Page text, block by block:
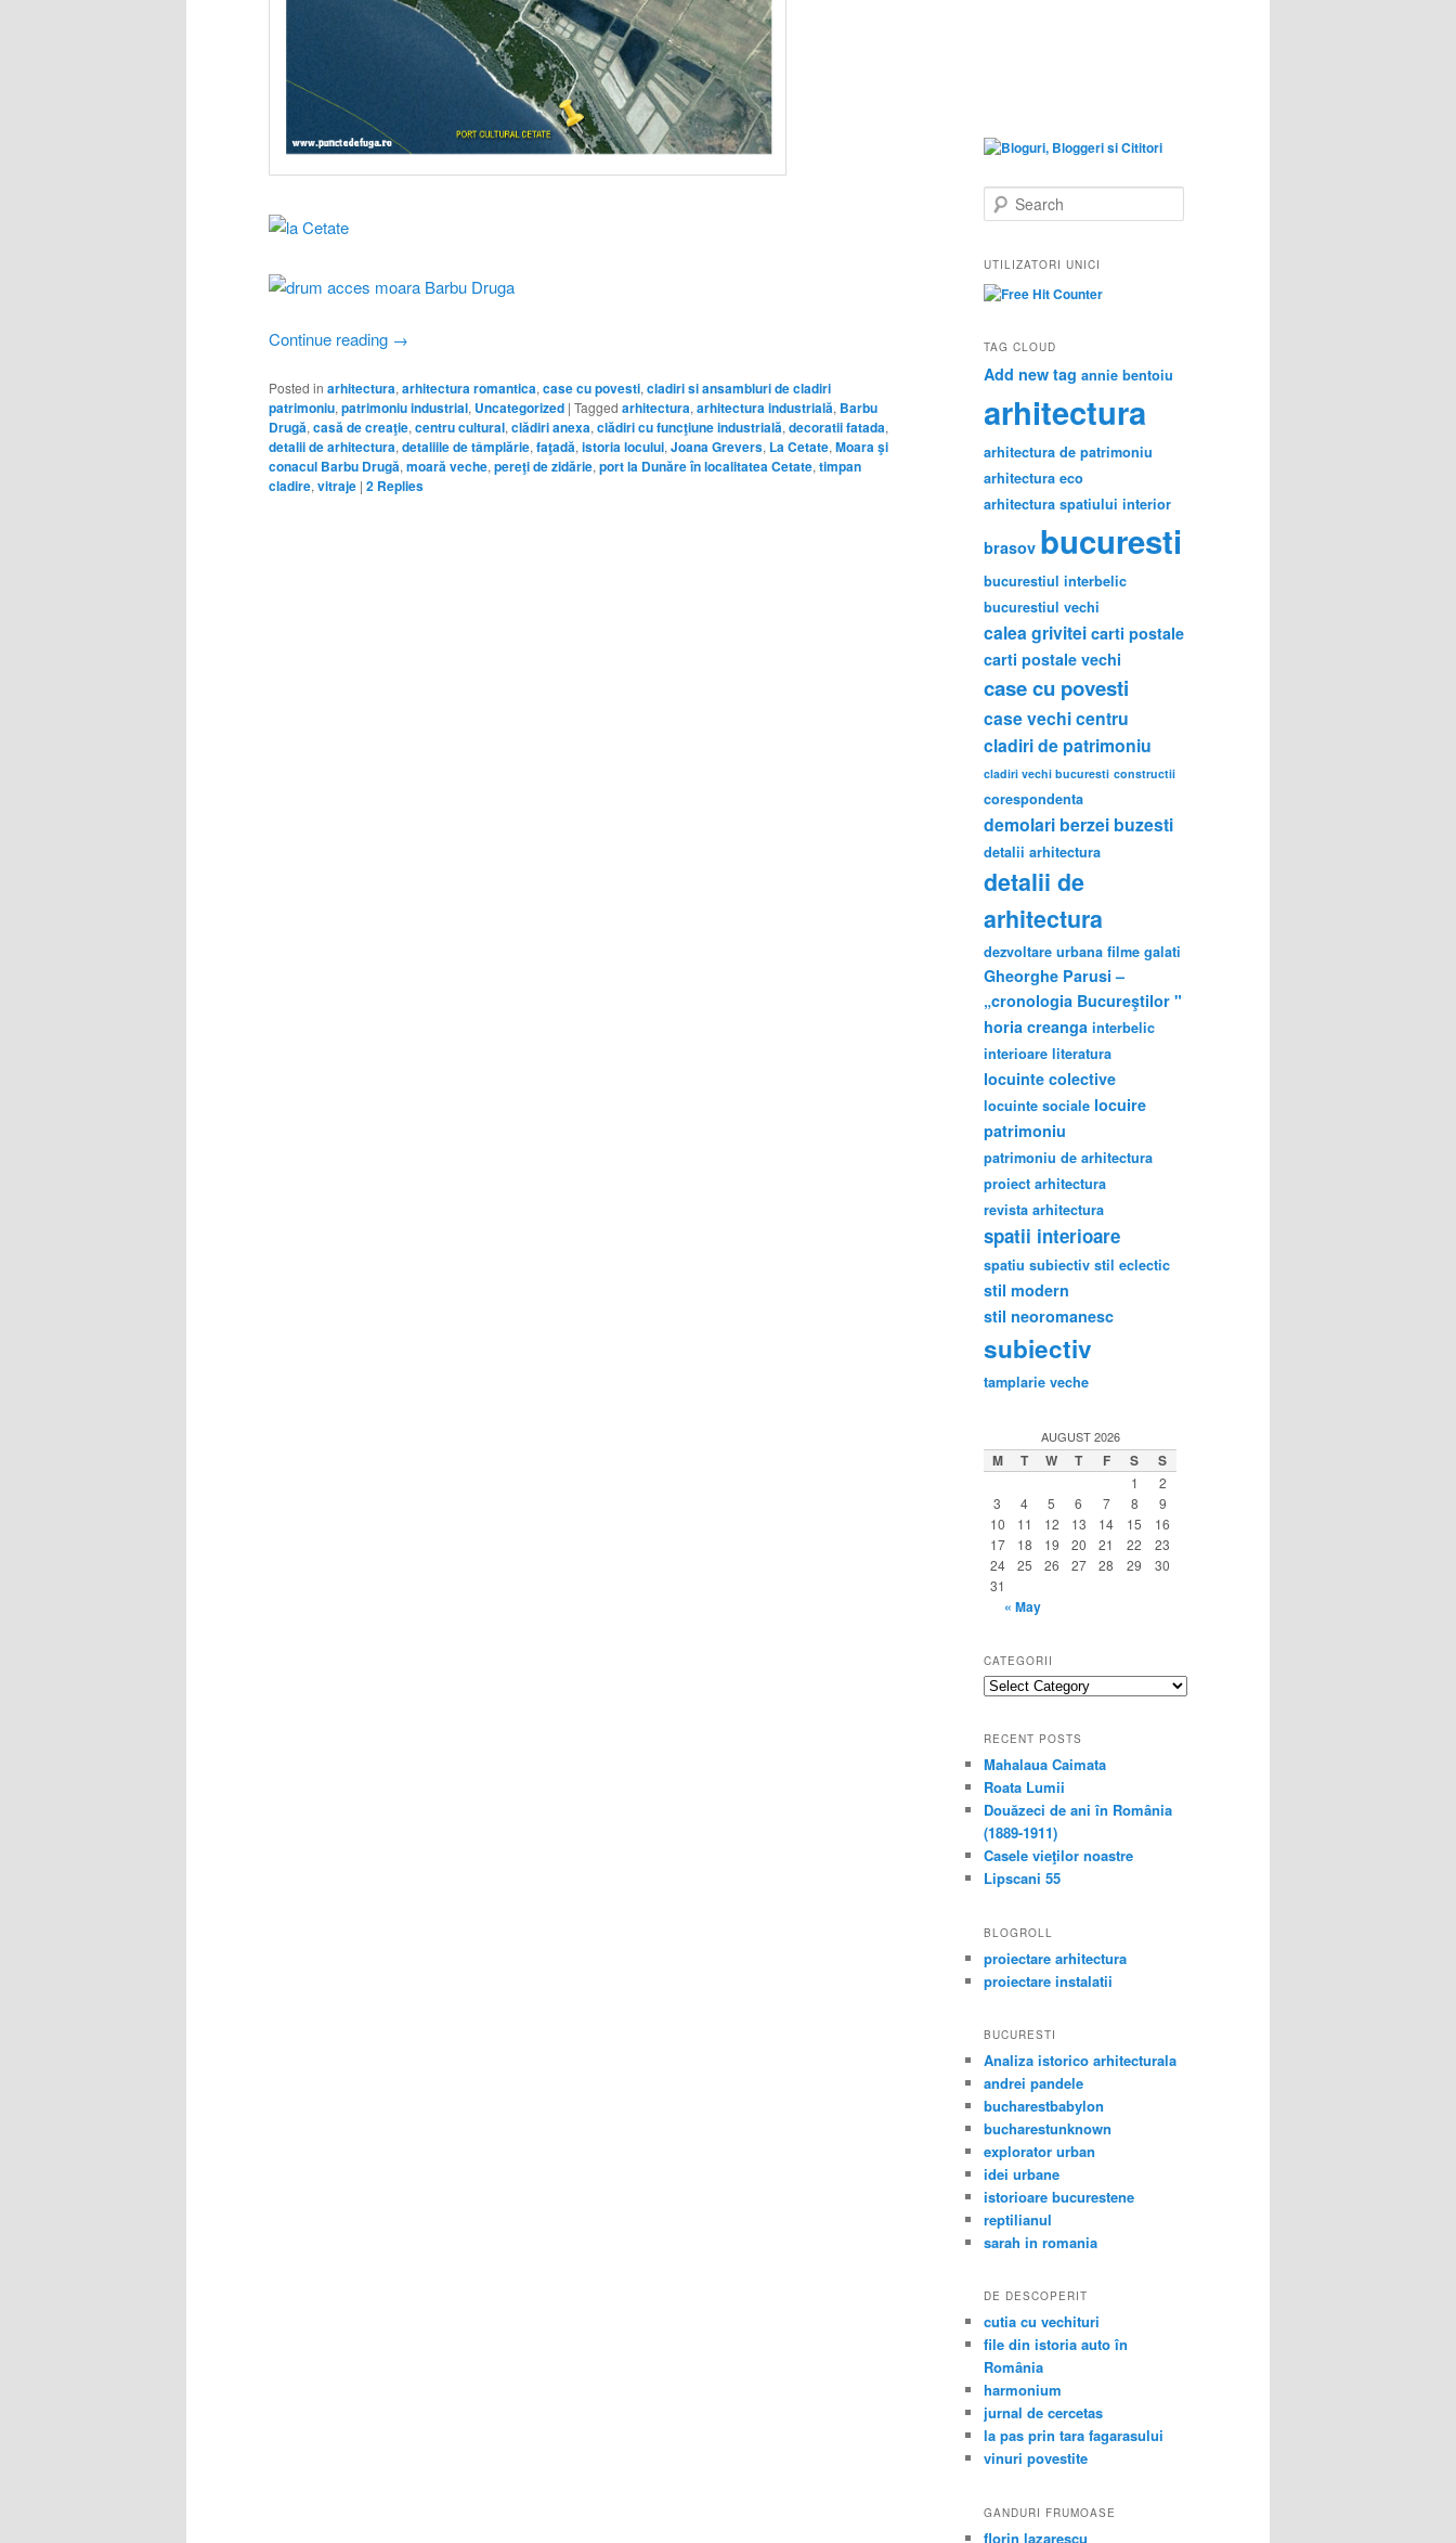
Continue reading →
Posted in arhitectura,arhitectura romantica,case cu povesti,cladiri si ansambluri de cladiri
patrimoniu,patrimoniu industrial, Uncategorized | Tagged arhitectura,arhitectura industrială, Barbu
Drugă,casă de creaţie,centru cultural,clădiri anexa,clădiri cu funcţiune industrială,decoratii fatada,
detalii de arhitectura,detaliile de tâmplărie,faţadă,istoria locului,Joana Grevers, La Cetate,Moara şi
conacul Barbu Drugă,moară veche,pereţi de zidărie,port la Dunăre în localitatea Cetate,timpan
cladire,vitraje | 2 Replies
e
r
h
UTILIZATORI UNICI
TAG CLOUD
Add new tag annie bentoiu
arhitectura
arhitectura de patrimoniu
arhitectura eco
arhitectura spatiului interior
brasov bucuresti
bucurestiul interbelic
bucurestiul vechi
calea grivitei carti postale
carti postale vechi
case cu povesti
case vechicentru
cladiri de patrimoniu
cladiri vechi bucuresti constructii
corespondenta
demolari berzei buzesti
detalii arhitectura
detalii de
arhitectura
dezvoltare urbana filme galati
Gheorghe Parusi –
„cronologia Bucureştilor "
horia creanga interbelic
interioare literatura
locuinte colective
locuinte sociale locuire
patrimoniu
patrimoniu de arhitectura
proiect arhitectura
revista arhitectura
spatii interioare
spatiu subiectiv stil eclectic
stil modern
stil neoromanesc
subiectiv
tamplarie veche
AUGUST 2026
M T W T F S S
1
2
3
4 5 6 7 8
9
10
11 12 13 14 15
16
17
18 19 20 21 22
23
24
25 26 27 28 29
30
31
« May
CATEGORII
categorii
RECENT POSTS
Mahalaua Caimata
Roata Lumii
Douăzeci de ani în România
(1889-1911)
Casele vieţilor noastre
Lipscani 55
BLOGROLL
proiectare arhitectura
proiectare instalatii
BUCURESTI
Analiza istorico arhitecturala
andrei pandele
bucharestbabylon
bucharestunknown
explorator urban
idei urbane
istorioare bucurestene
reptilianul
sarah in romania
DE DESCOPERIT
cutia cu vechituri
file din istoria auto în
România
harmonium
jurnal de cercetas
la pas prin tara fagarasului
vinuri povestite
GANDURI FRUMOASE
florin lazarescu